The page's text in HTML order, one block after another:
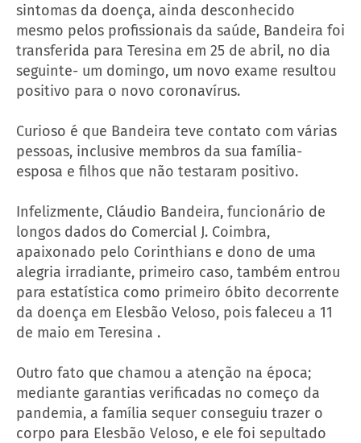
sintomas da doença, ainda desconhecido
mesmo pelos profissionais da saúde, Bandeira foi
transferida para Teresina em 25 de abril, no dia
seguinte- um domingo, um novo exame resultou
positivo para o novo coronavírus.
Curioso é que Bandeira teve contato com várias
pessoas, inclusive membros da sua família-
esposa e filhos que não testaram positivo.
Infelizmente, Cláudio Bandeira, funcionário de
longos dados do Comercial J. Coimbra,
apaixonado pelo Corinthians e dono de uma
alegria irradiante, primeiro caso, também entrou
para estatística como primeiro óbito decorrente
da doença em Elesbão Veloso, pois faleceu a 11
de maio em Teresina .
Outro fato que chamou a atenção na época;
mediante garantias verificadas no começo da
pandemia, a família sequer conseguiu trazer o
corpo para Elesbão Veloso, e ele foi sepultado